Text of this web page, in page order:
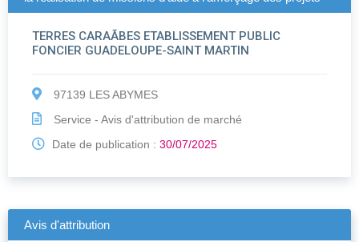
TERRES CARAÃBES ETABLISSEMENT PUBLIC
FONCIER GUADELOUPE-SAINT MARTIN
97139 LES ABYMES
Service - Avis d'attribution de marché
Date de publication : 30/07/2025
Avis d'attribution